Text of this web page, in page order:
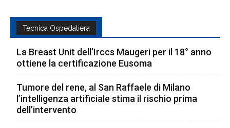
Tecnica Ospedaliera
La Breast Unit dell’Irccs Maugeri per il 18° anno
ottiene la certificazione Eusoma
Tumore del rene, al San Raffaele di Milano
l’intelligenza artificiale stima il rischio prima
dell’intervento